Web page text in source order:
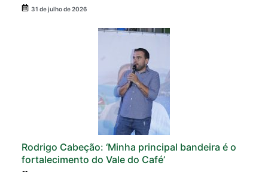
31 de julho de 2026
Rodrigo Cabeção: ‘Minha principal bandeira é o
fortalecimento do Vale do Café’